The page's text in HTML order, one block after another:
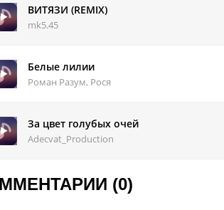
ВИТЯЗИ (REMIX)
mk5.45
Белые лилии
Роман Разум, Рося
За цвет голубых очей
Adecvat_Production
(0)